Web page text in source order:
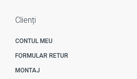
Clienți
CONTUL MEU
FORMULAR RETUR
MONTAJ